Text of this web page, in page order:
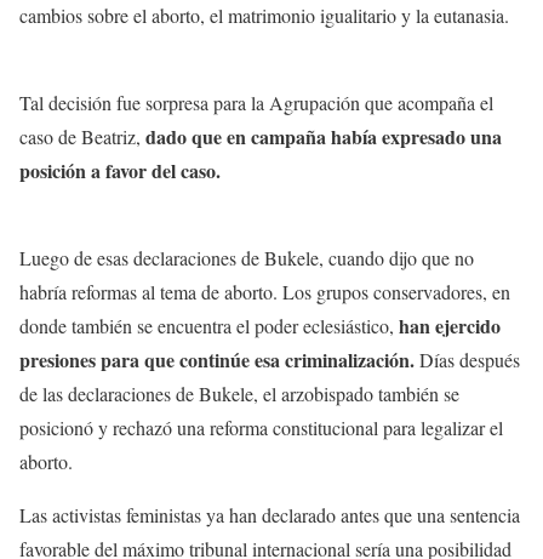
cambios sobre el aborto, el matrimonio igualitario y la eutanasia.
Tal decisión fue sorpresa para la Agrupación que acompaña el
caso de Beatriz, dado que en campaña había expresado una
posición a favor del caso.
Luego de esas declaraciones de Bukele, cuando dijo que no
habría reformas al tema de aborto. Los grupos conservadores, en
donde también se encuentra el poder eclesiástico, han ejercido
presiones para que continúe esa criminalización.Días después
de las declaraciones de Bukele, el arzobispado también se
posicionó y rechazó una reforma constitucional para legalizar el
aborto.
Las activistas feministas ya han declarado antes que una sentencia
favorable del máximo tribunal internacional sería una posibilidad